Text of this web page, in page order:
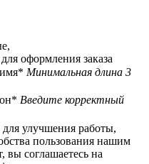
оформления заказа
Минимальная длина 3
Введите корректный
улучшения работы,
пользования нашим
вы соглашаетесь на